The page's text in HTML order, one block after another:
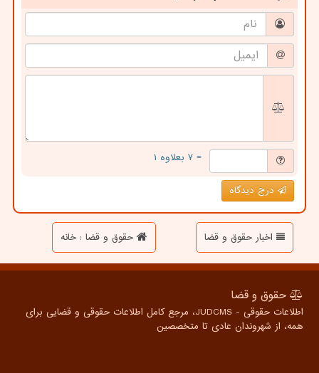
= ۷ بعلاوه ۱
درج دیدگاه
اخبار حقوق و قضا حقوق و قضا : خانه
حقوق و قضا
اطلاعات حقوقی - JUDCMS، مرجع کامل اطلاعات حقوقی و قضایی برای
همه، از شهروندان عادی تا متخصصین